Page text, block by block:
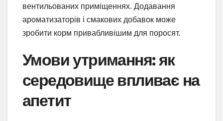
вентильованих приміщеннях. Додавання
ароматизаторів і смакових добавок може
зробити корм привабливішим для поросят.
Умови утримання: як
середовище впливає на
апетит